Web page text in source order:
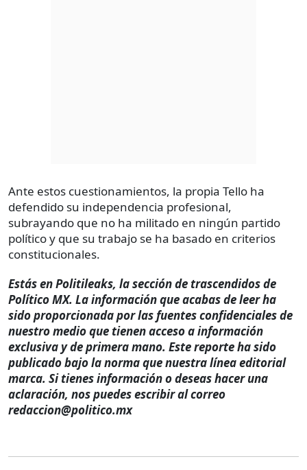
Ante estos cuestionamientos, la propia Tello ha
defendido su independencia profesional,
subrayando que no ha militado en ningún partido
político y que su trabajo se ha basado en criterios
constitucionales.
Estás en Politileaks, la sección de trascendidos de
Político MX. La información que acabas de leer ha
sido proporcionada por las fuentes confidenciales de
nuestro medio que tienen acceso a información
exclusiva y de primera mano. Este reporte ha sido
publicado bajo la norma que nuestra línea editorial
marca. Si tienes información o deseas hacer una
aclaración, nos puedes escribir al correo
redaccion@politico.mx